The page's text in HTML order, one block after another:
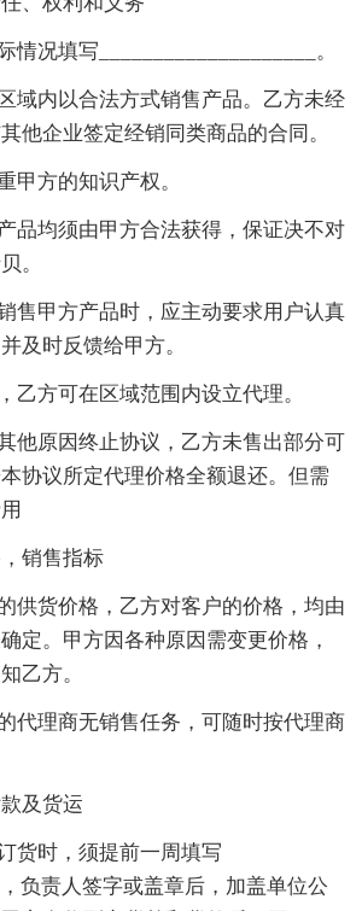
情况填写____________________。
域内以合法方式销售产品。乙方未经
他企业签定经销同类商品的合同。
甲方的知识产权。
品均须由甲方合法获得，保证决不对
。
售甲方产品时，应主动要求用户认真
及时反馈给甲方。
乙方可在区域范围内设立代理。
他原因终止协议，乙方未售出部分可
协议所定代理价格全额退还。但需
销售指标
供货价格，乙方对客户的价格，均由
定。甲方因各种原因需变更价格，
乙方。
代理商无销售任务，可随时按代理商
及货运
货时，须提前一周填写
，负责人签字或盖章后，加盖单位公